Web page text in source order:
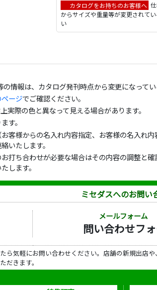
カタログをお持ちのお客様へ
からサイズや重量等が変更されて
い
情報は、カタログ発刊時点から変更になって
ージでご確認ください。
際の色と異なって見える場合があります。
す。
客様からの名入れ内容指定、お客様の名入れ
いたします。
打ち合わせが必要な場合はその内容の調整と
します。
ミセダスへのお問い
メールフォーム
問い合わせフ
ら気軽にお問い合わせください。店舗の新規出店
だきます。